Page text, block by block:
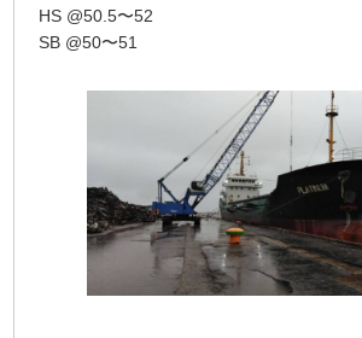
HS @50.5〜52
SB @50〜51